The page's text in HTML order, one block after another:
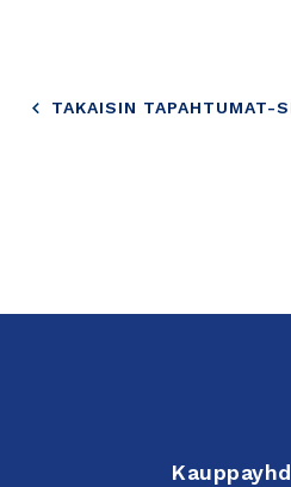
TAKAISIN TAPAHTUMAT-